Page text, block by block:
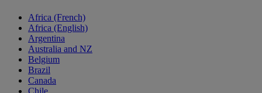
Africa (French)
Africa (English)
Argentina
Australia and NZ
Belgium
Brazil
Canada